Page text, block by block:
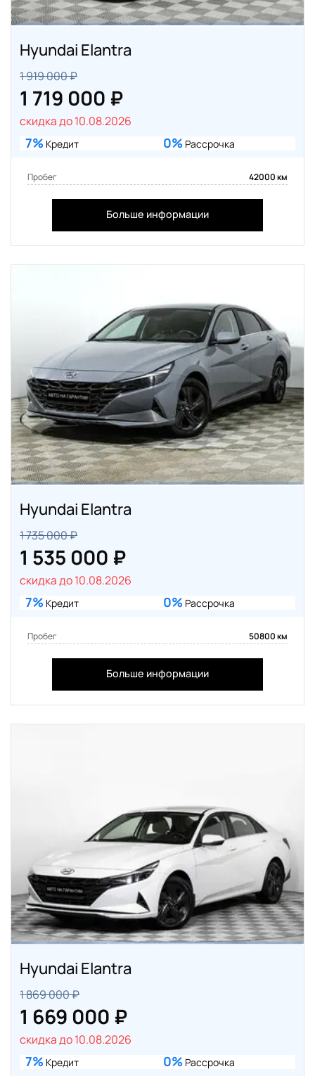
Hyundai Elantra
1 919 000 ₽
1 719 000 ₽
скидка до 10.08.2026
7% Кредит 0% Рассрочка
Пробег 42000 км
Больше информации
Hyundai Elantra
1 735 000 ₽
1 535 000 ₽
скидка до 10.08.2026
7% Кредит 0% Рассрочка
Пробег 50800 км
Больше информации
Hyundai Elantra
1 869 000 ₽
1 669 000 ₽
скидка до 10.08.2026
7% Кредит 0% Рассрочка